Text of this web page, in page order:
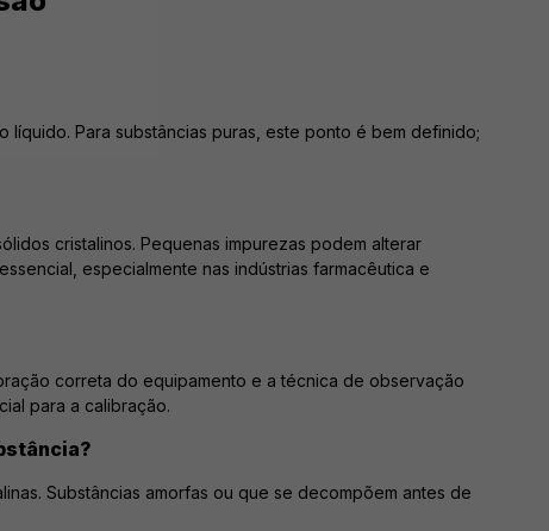
líquido. Para substâncias puras, este ponto é bem definido;
cristalinos. Pequenas impurezas podem alterar
especialmente nas indústrias farmacêutica e
correta do equipamento e a técnica de observação
para a calibração.
Substâncias amorfas ou que se decompõem antes de